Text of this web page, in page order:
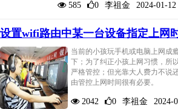
585 0 李祖金 2024-01-
设置wifi路由中某一台设备指定上网
当前的小孩玩手机或电脑上网成
下；为了纠正小孩上网习惯，所
严格管控；但光靠大人费力不说
由管控上网时间很有必要。
2042 0 李祖金 2024-